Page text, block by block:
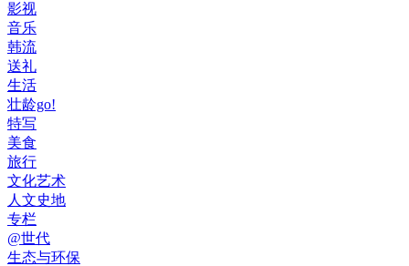
影视
音乐
韩流
送礼
生活
壮龄go!
特写
美食
旅行
文化艺术
人文史地
专栏
@世代
生态与环保